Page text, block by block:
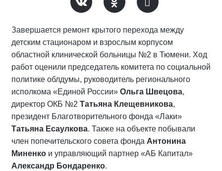
Завершается ремонт крытого перехода между
детским стационаром и взрослым корпусом
областной клинической больницы №2 в Тюмени. Ход
работ оценили председатель комитета по социальной
политике облдумы, руководитель регионального
исполкома «Единой России» Ольга Швецова,
директор ОКБ №2 Татьяна Клещевникова,
президент Благотворительного фонда «Лаки»
Татьяна Есаулкова. Также на объекте побывали
член попечительского совета фонда Антонина
Миненко и управляющий партнер «АБ Капитал»
Александр Бондаренко.